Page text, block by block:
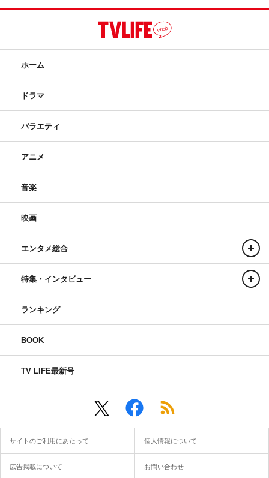
ホーム
ドラマ
バラエティ
アニメ
音楽
映画
エンタメ総合
特集・インタビュー
ランキング
BOOK
TV LIFE最新号
サイトのご利用にあたって 個人情報について
広告掲載について お問い合わせ